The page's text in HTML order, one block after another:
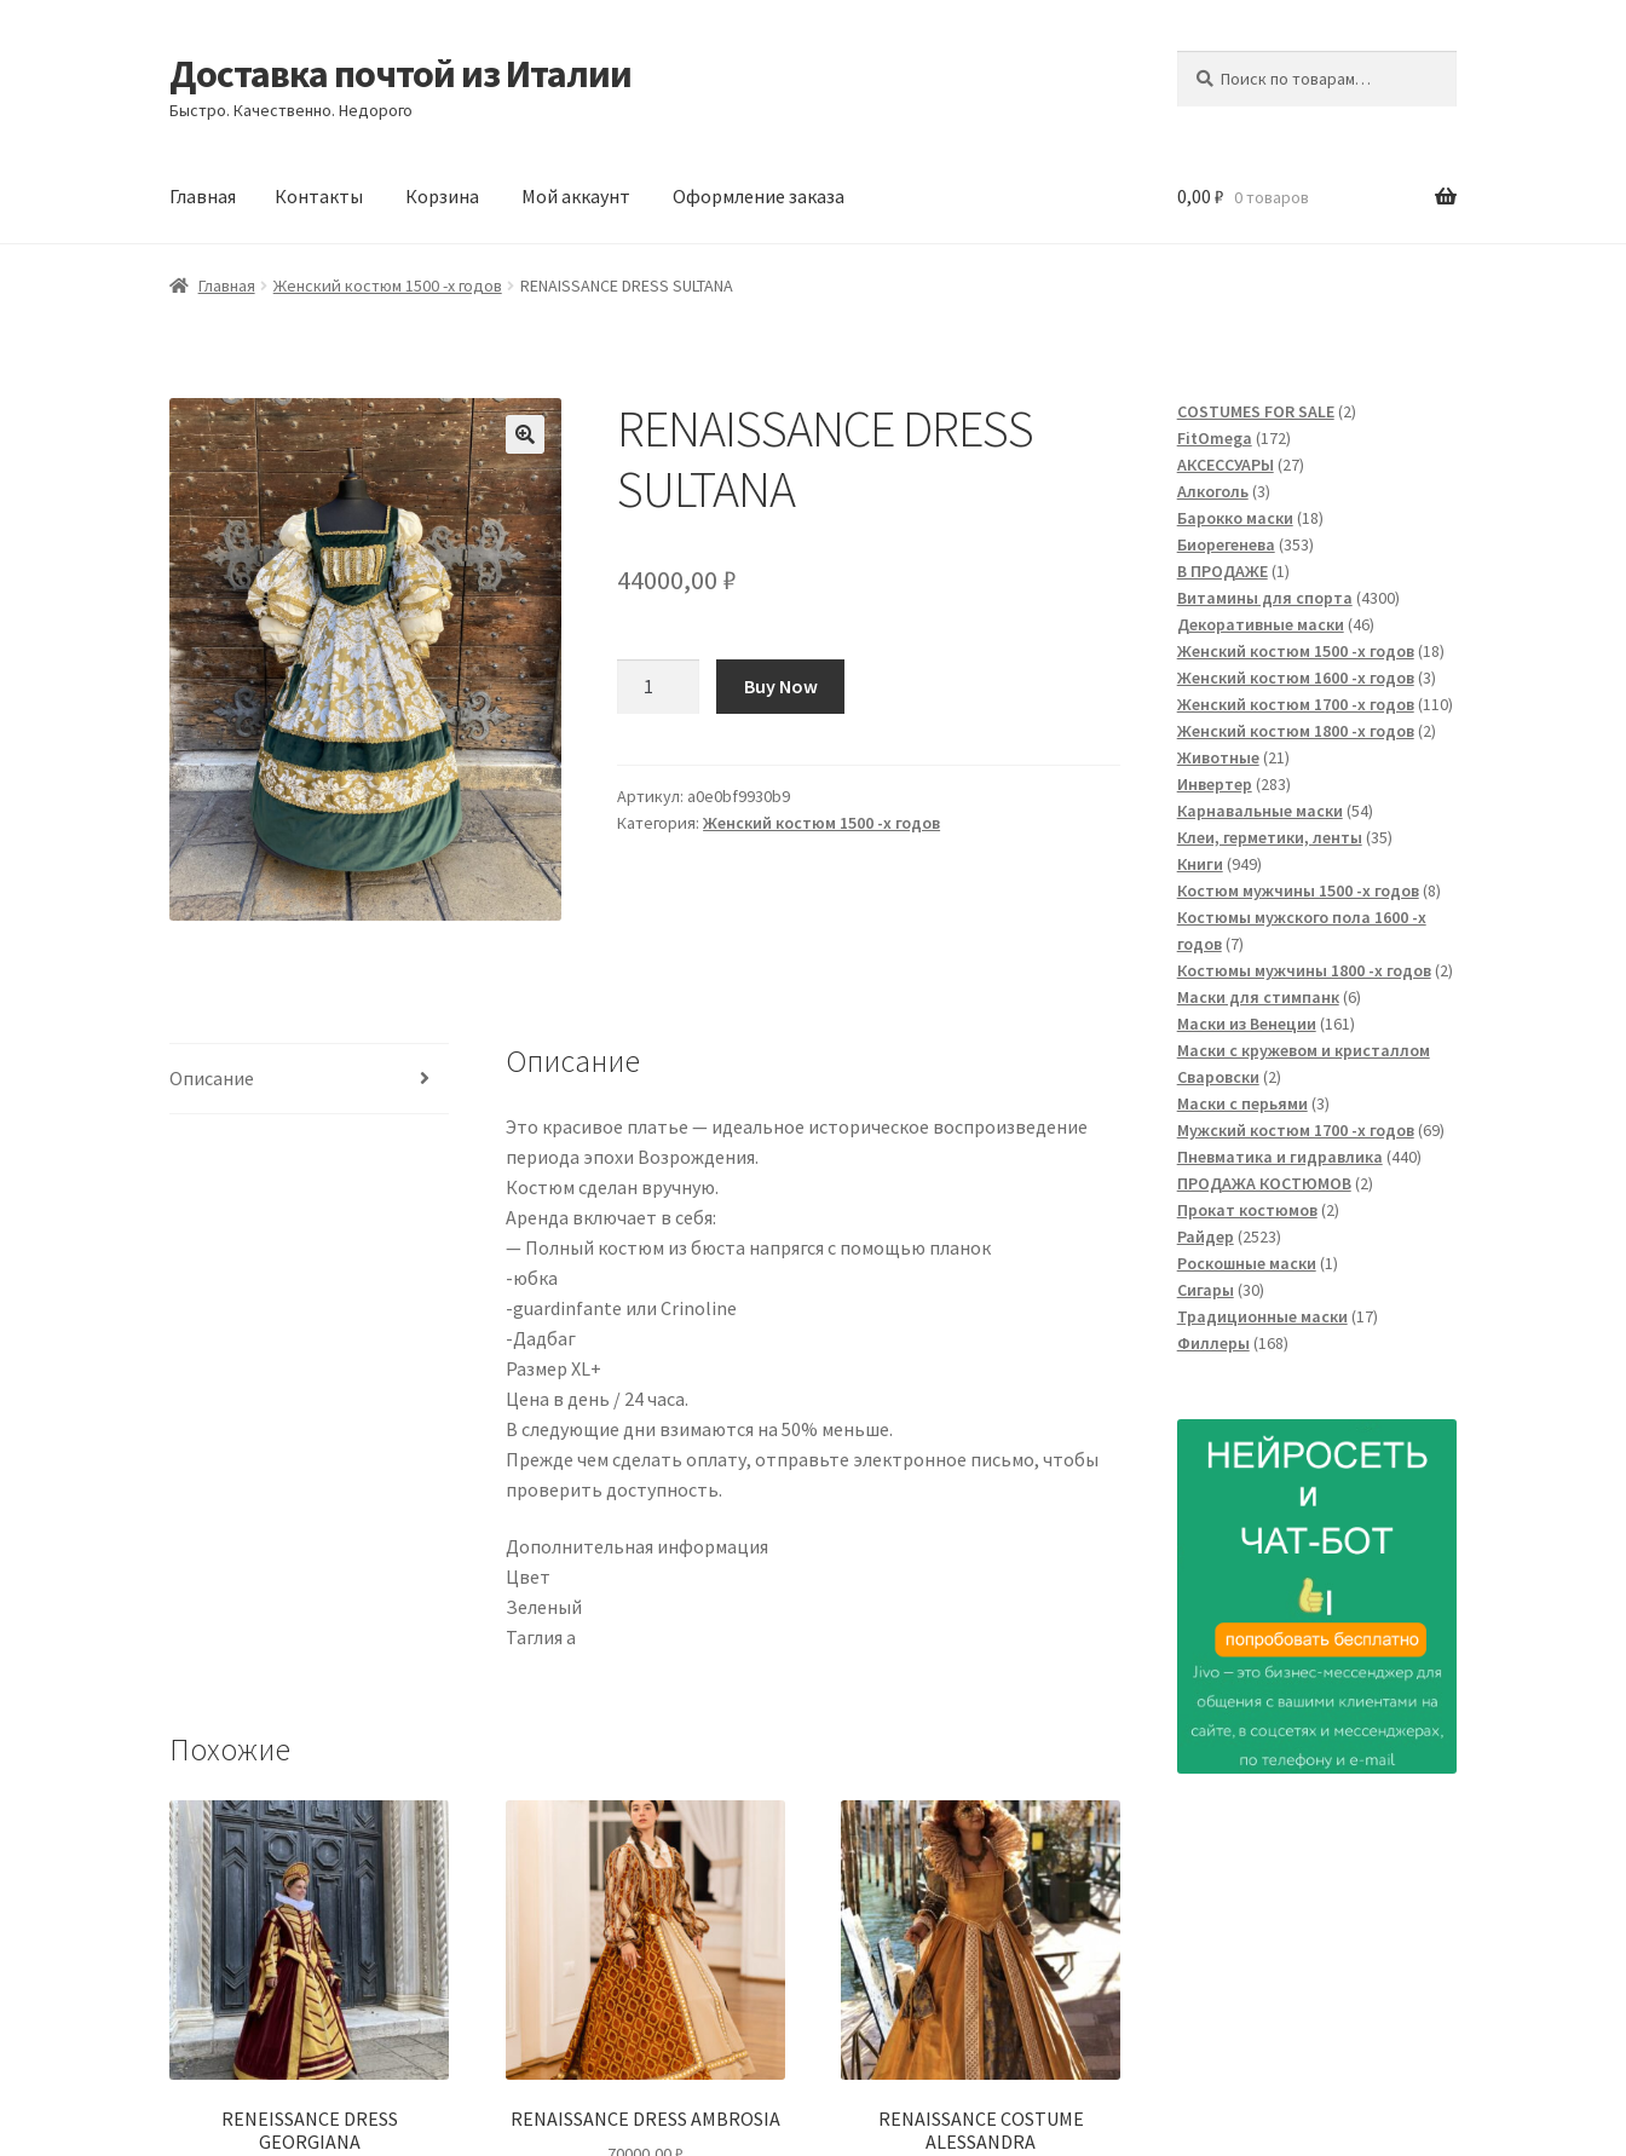
Перейти
к
навигации
Перейти
к
содержимому
Доставка почтой из Италии
Быстро. Качественно. Недорого
Главная Контакты Корзина Мой аккаунт Оформление заказа
Главная Контакты Корзина Мой аккаунт Оформление заказа
0,00 ₽ 0 товаров
Главная Женский костюм 1500 -х годов RENAISSANCE DRESS SULTANA
🔍
RENAISSANCE DRESS
SULTANA
44000,00₽
SULTANA
Buy Now
Артикул: a0e0bf9930b9
Категория:Женский костюм 1500 -х годов
Описание Описание
Это красивое платье — идеальное историческое воспроизведение
периода эпохи Возрождения.
Костюм сделан вручную.
Аренда включает в себя:
— Полный костюм из бюста напрягся с помощью планок
-юбка
-guardinfante или Crinoline
-Дадбаг
Размер XL+
Цена в день / 24 часа.
В следующие дни взимаются на 50% меньше.
Прежде чем сделать оплату, отправьте электронное письмо, чтобы
проверить доступность.
Дополнительная информация
Цвет
Зеленый
Таглия а
Похожие
RENEISSANCE DRESS
GEORGIANA
RENAISSANCE DRESS AMBROSIA
RENAISSANCE COSTUME
ALESSANDRA
COSTUMES FOR SALE 22
FitOmega 172172
товара
АКСЕССУАРЫ 2727
Алкоголь 33
товара
Барокко маски 1818
Биорегенева 353353
В ПРОДАЖЕ 11
товар
Витамины для спорта 43004300
Декоративные маски 4646
товаров
Женский костюм 1500 -х годов 1818
Женский костюм 1600 -х годов 33
товара
Женский костюм 1700 -х годов 110110
Женский костюм 1800 -х годов 22
Животные 2121
товар
Инвертер 283283
товара
Карнавальные маски 5454
товара
Клеи, герметики, ленты 3535
Книги 949949
товаров
Костюм мужчины 1500 -х годов 88
Костюмы мужского пола 1600 -х
годов 77
товаров
Костюмы мужчины 1800 -х годов 22
Маски для стимпанк 66
Маски из Венеции 161161
товар
Маски с кружевом и кристаллом
Сваровски 22
товара
Маски с перьями 33
товара
Мужский костюм 1700 -х годов 6969
Пневматика и гидравлика 440440
ПРОДАЖА КОСТЮМОВ 22
Прокат костюмов 22
Райдер 25232523
товара
Роскошные маски 11
Сигары 3030
товаров
Традиционные маски 1717
Филлеры 168168